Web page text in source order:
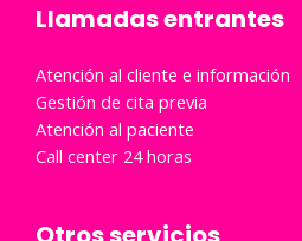
Llamadas entrantes
Atención al cliente e información
Gestión de cita previa
Atención al paciente
Call center 24 horas